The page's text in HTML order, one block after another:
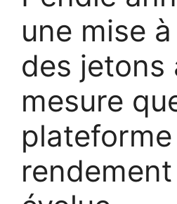
une mise
des jetons
mesure